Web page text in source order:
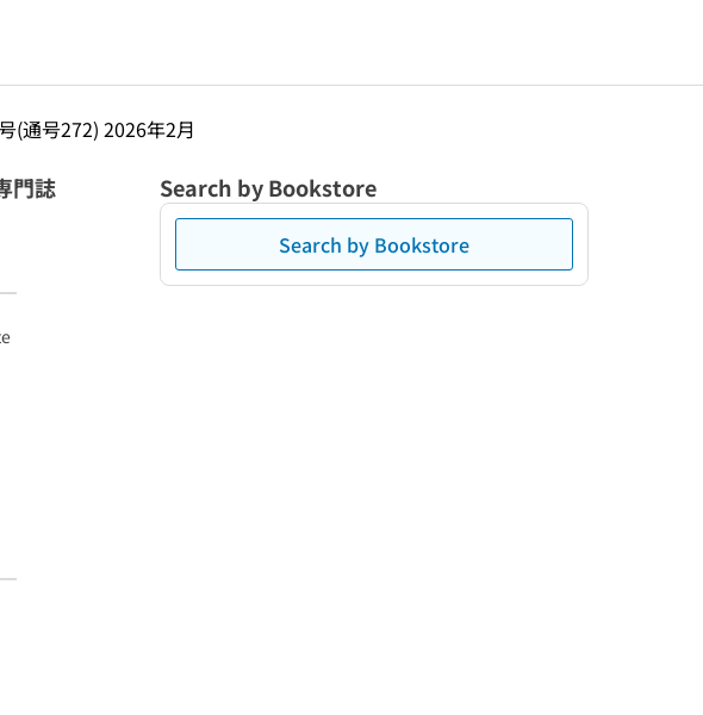
(通号272) 2026年2月
門誌
Search by Bookstore
Search by Bookstore